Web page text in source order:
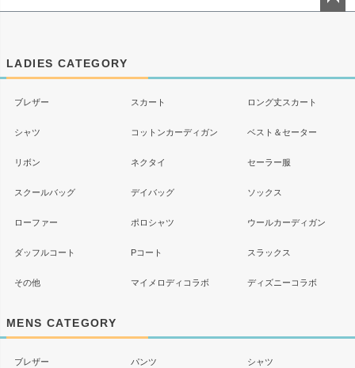
LADIES CATEGORY
ブレザー スカート ロング丈スカート
シャツ コットンカーディガン ベスト＆セーター
リボン ネクタイ セーラー服
スクールバッグ デイバッグ ソックス
ローファー ポロシャツ ウールカーディガン
ダッフルコート Pコート スラックス
その他 マイメロディコラボ ディズニーコラボ
MENS CATEGORY
ブレザー パンツ シャツ